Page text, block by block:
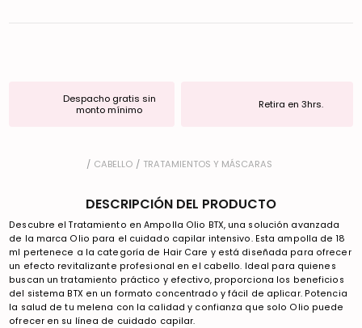
Despacho gratis sin
monto mínimo
Retira en 3hrs.
CABELLO TRATAMIENTOS Y MÁSCARAS
DESCRIPCIÓN DEL PRODUCTO
Descubre el Tratamiento en Ampolla Olio BTX, una solución avanzada
de la marca Olio para el cuidado capilar intensivo. Esta ampolla de 18
ml pertenece a la categoría de Hair Care y está diseñada para ofrecer
un efecto revitalizante profesional en el cabello. Ideal para quienes
buscan un tratamiento práctico y efectivo, proporciona los beneficios
del sistema BTX en un formato concentrado y fácil de aplicar. Potencia
la salud de tu melena con la calidad y confianza que solo Olio puede
ofrecer en su línea de cuidado capilar.